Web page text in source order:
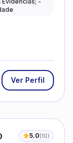
Ver Perfil
5.0(10)